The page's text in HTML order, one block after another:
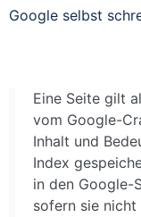
Google selbst
Eine Seite gilt
vom Google-
Inhalt und
Index
in den Google-
sofern sie